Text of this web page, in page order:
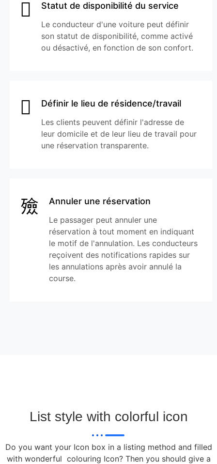
Statut de disponibilité du service
Le conducteur d'une voiture peut définir
son statut de disponibilité, comme activé
ou désactivé, en fonction de son confort.
Définir le lieu de résidence/travail
Les clients peuvent définir l'adresse de
leur domicile et de leur lieu de travail pour
une réservation transparente.
Annuler une réservation
Le passager peut annuler une
réservation à tout moment en indiquant
le motif de l'annulation. Les conducteurs
reçoivent des notifications rapides sur
les annulations après avoir annulé la
course.
List style with colorful icon
Do you want your Icon box in a listing method and filled
with wonderful colouring Icon? Then you should give a